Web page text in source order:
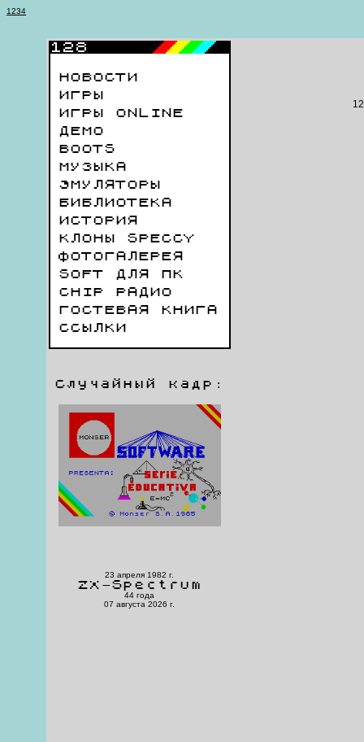
1234
НОВОСТИ
ИГРЫ
ИГРЫ ONLINE
ДЕМО
BOOTS
МУЗЫКА
ЭМУЛЯТОРЫ
БИБЛИОТЕКА
ИСТОРИЯ
КЛОНЫ SPECCY
ФОТОГАЛЕРЕЯ
SOFT ДЛЯ ПК
CHIP РАДИО
ГОСТЕВАЯ КНИГА
ССЫЛКИ
Случайный кадр:
23 апреля 1982 г.
ZX-Spectrum
44 года
07 августа 2026 г.